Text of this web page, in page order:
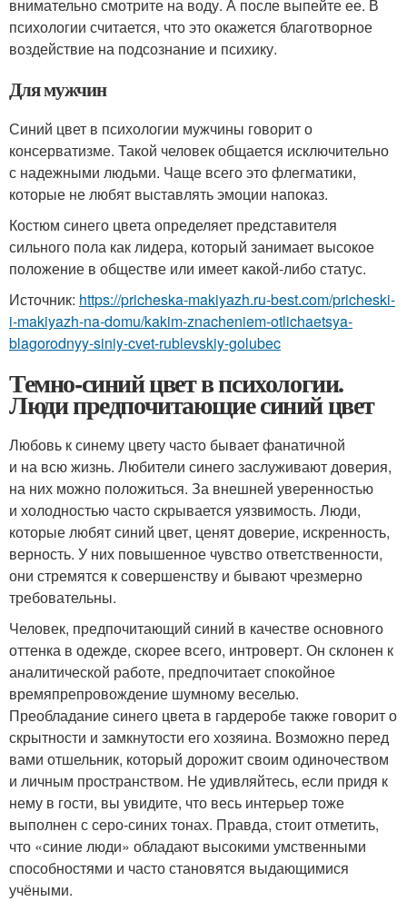
внимательно смотрите на воду. А после выпейте ее. В
психологии считается, что это окажется благотворное
воздействие на подсознание и психику.
Для мужчин
Синий цвет в психологии мужчины говорит о
консерватизме. Такой человек общается исключительно
с надежными людьми. Чаще всего это флегматики,
которые не любят выставлять эмоции напоказ.
Костюм синего цвета определяет представителя
сильного пола как лидера, который занимает высокое
положение в обществе или имеет какой-либо статус.
Источник: https://pricheska-makiyazh.ru-best.com/pricheski-
i-makiyazh-na-domu/kakim-znacheniem-otlichaetsya-
blagorodnyy-siniy-cvet-rublevskiy-golubec
Темно-синий цвет в психологии.
Люди предпочитающие синий цвет
Любовь к синему цвету часто бывает фанатичной
и на всю жизнь. Любители синего заслуживают доверия,
на них можно положиться. За внешней уверенностью
и холодностью часто скрывается уязвимость. Люди,
которые любят синий цвет, ценят доверие, искренность,
верность. У них повышенное чувство ответственности,
они стремятся к совершенству и бывают чрезмерно
требовательны.
Человек, предпочитающий синий в качестве основного
оттенка в одежде, скорее всего, интроверт. Он склонен к
аналитической работе, предпочитает спокойное
времяпрепровождение шумному веселью.
Преобладание синего цвета в гардеробе также говорит о
скрытности и замкнутости его хозяина. Возможно перед
вами отшельник, который дорожит своим одиночеством
и личным пространством. Не удивляйтесь, если придя к
нему в гости, вы увидите, что весь интерьер тоже
выполнен с серо-синих тонах. Правда, стоит отметить,
что «синие люди» обладают высокими умственными
способностями и часто становятся выдающимися
учёными.